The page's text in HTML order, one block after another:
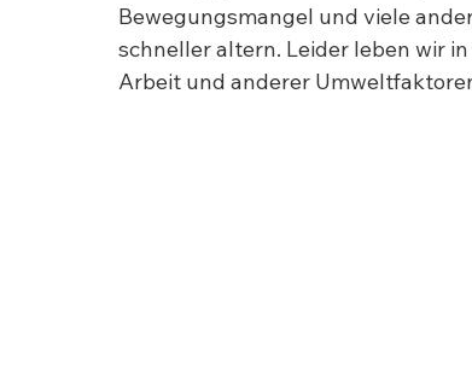
Bewegungsmangel und viele
schneller altern. Leider leben wir
Arbeit und anderer